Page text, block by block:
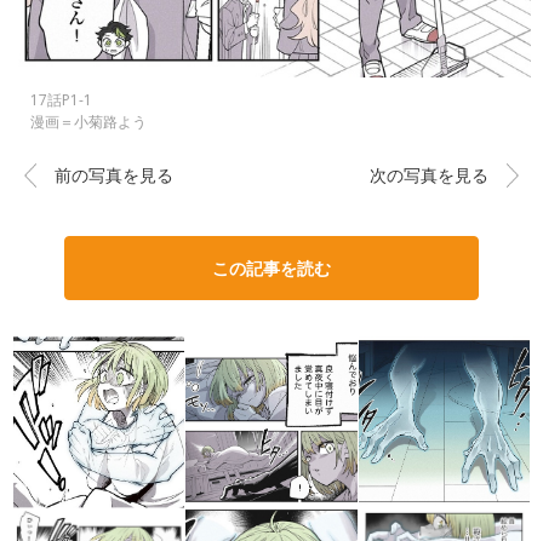
17話P1-1
漫画＝小菊路よう
前の写真を見る 次の写真を見る
この記事を読む